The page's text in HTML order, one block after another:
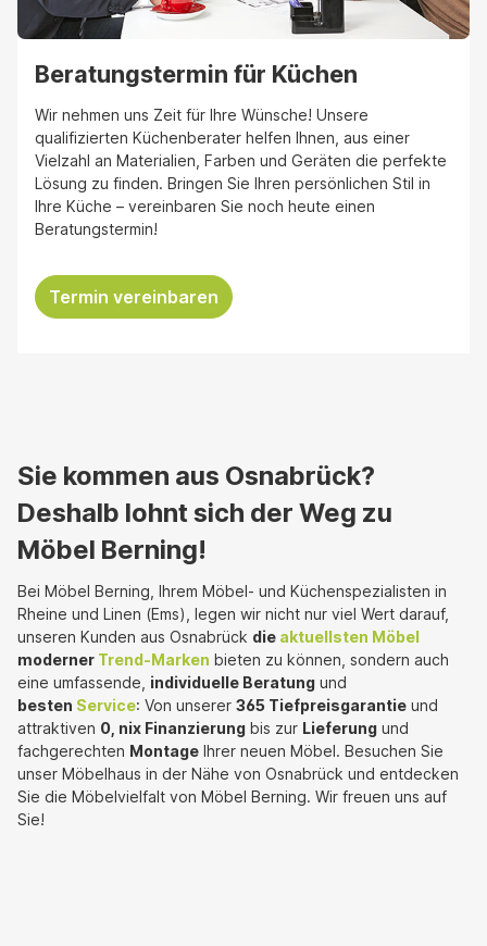
Beratungstermin für Küchen
Wir nehmen uns Zeit für Ihre Wünsche! Unsere
qualifizierten Küchenberater helfen Ihnen, aus einer
Vielzahl an Materialien, Farben und Geräten die perfekte
Lösung zu finden. Bringen Sie Ihren persönlichen Stil in
Ihre Küche – vereinbaren Sie noch heute einen
Beratungstermin!
Termin vereinbaren
Sie kommen aus Osnabrück?
Deshalb lohnt sich der Weg zu
Möbel Berning!
Bei Möbel Berning, Ihrem Möbel- und Küchenspezialisten in
Rheine und Linen (Ems), legen wir nicht nur viel Wert darauf,
unseren Kunden aus Osnabrück die aktuellsten Möbel
moderner Trend-Marken bieten zu können, sondern auch
eine umfassende, individuelle Beratung und
besten Service: Von unserer 365 Tiefpreisgarantie und
attraktiven 0, nix Finanzierung bis zur Lieferung und
fachgerechten Montage Ihrer neuen Möbel. Besuchen Sie
unser Möbelhaus in der Nähe von Osnabrück und entdecken
Sie die Möbelvielfalt von Möbel Berning. Wir freuen uns auf
Sie!